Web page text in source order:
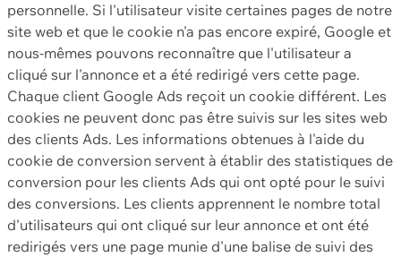
personnelle. Si l'utilisateur visite certaines pages de notre
site web et que le cookie n'a pas encore expiré, Google et
nous-mêmes pouvons reconnaître que l'utilisateur a
cliqué sur l'annonce et a été redirigé vers cette page.
Chaque client Google Ads reçoit un cookie différent. Les
cookies ne peuvent donc pas être suivis sur les sites web
des clients Ads. Les informations obtenues à l'aide du
cookie de conversion servent à établir des statistiques de
conversion pour les clients Ads qui ont opté pour le suivi
des conversions. Les clients apprennent le nombre total
d'utilisateurs qui ont cliqué sur leur annonce et ont été
redirigés vers une page munie d'une balise de suivi des